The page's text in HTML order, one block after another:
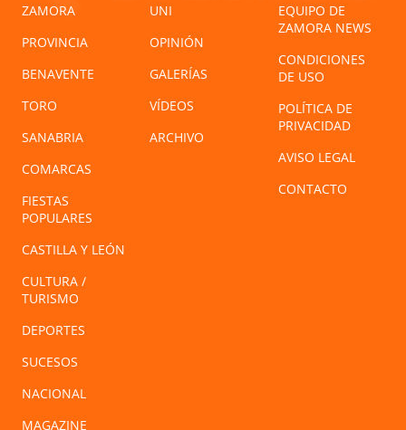
ZAMORA
PROVINCIA
BENAVENTE
TORO
SANABRIA
COMARCAS
FIESTAS
POPULARES
CASTILLA Y LEÓN
CULTURA /
TURISMO
DEPORTES
SUCESOS
NACIONAL
MAGAZINE
UNI
OPINIÓN
GALERÍAS
VÍDEOS
ARCHIVO
EQUIPO DE
ZAMORA NEWS
CONDICIONES
DE USO
POLÍTICA DE
PRIVACIDAD
AVISO LEGAL
CONTACTO